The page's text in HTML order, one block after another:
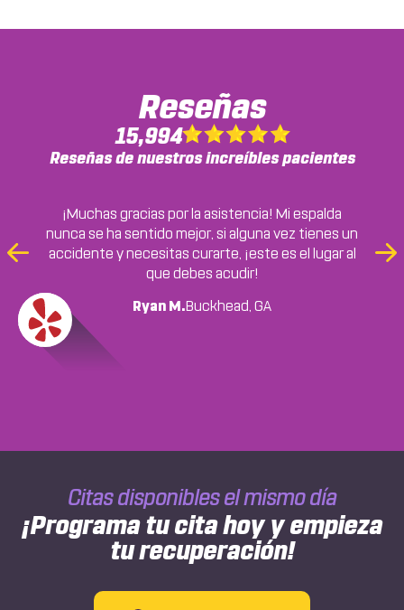
DeKalb
para
la
vuelta
al
Reseñas
15,994
Reseñas de nuestros increíbles pacientes
Previous
¡Muchas gracias por la asistencia! Mi espalda
nunca se ha sentido mejor, si alguna vez tienes un
accidente y necesitas curarte, ¡este es el lugar al
que debes acudir!
Ryan M.Buckhead, GA
Me encanta el ambiente. Muy relajante. Todos allí
tienen 5 estrellas en lo que a mí respecta.
Instalaciones excelentes. Sin duda lo recomiendo.
Cassandra A.
Marco StarrCollege Park, GA
Baya ChicollaCollege Park, GA
Earnestine Moss
Earnestine Moss, GA
Citas disponibles el mismo día
¡Programa tu cita hoy y empieza
tu recuperación!